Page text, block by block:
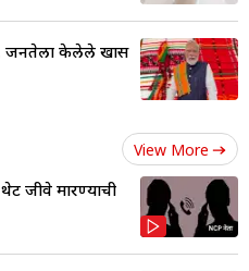
जनतेला केलेले खास
View More
जीवे मारण्याची